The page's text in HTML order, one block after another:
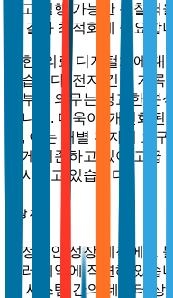
하고 실행 가능한 통찰력
상 결과 최적화에 중요합
또한, 의료 디지털화에
있습니다. 전자 건강 기
정부의 의무는 정교한 분
습니다. 더욱이, 개인화
며, 이는 개별 환자의 요
크게 의존하고 있어 고급
가시키고 있습니다.
시장 제약
긍정적인 성장 궤적에도
여러 제약에 직면해 있습
료 시스템 간의 데이터